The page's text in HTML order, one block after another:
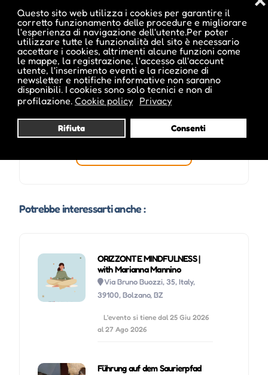
Questo sito web utilizza i cookies per garantire il
corretto funzionamento delle procedure e migliorare
l'esperienza di navigazione dell'utente.Per poter
utilizzare tutte le funzionalità del sito è necessario
accettare i cookies, altrimenti alcune funzioni come
le mappe, la registrazione, l'accesso all'account
utente, l'inserimento eventi e la ricezione di
newsletter e notifiche informative non saranno
disponibili. I cookies sono solo tecnici e non di
profilazione. Cookie policy Privacy
Rifiuta Consenti
Potrebbe interessarti anche :
ORIZZONTE MINDFULNESS |
with Marianna Mannino
Via Bruno Buozzi, 35, Italy,
39100, Bolzano, BZ
L'evento si tiene dal 25 Giu 2026
al 27 Ago 2026
Führung auf dem Saurierpfad